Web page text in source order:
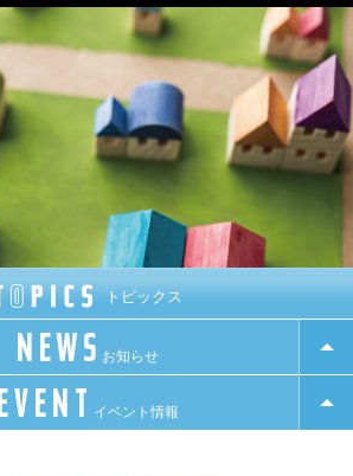
トピックス
NEWS お知らせ
EVENT イベント情報